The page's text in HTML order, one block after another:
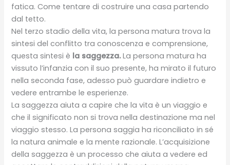
fatica. Come tentare di costruire una casa partendo
dal tetto.
Nel terzo stadio della vita, la persona matura trova la
sintesi del conflitto tra conoscenza e comprensione,
questa sintesi è la saggezza.La persona matura ha
vissuto l’infanzia con il suo presente, ha mirato il futuro
nella seconda fase, adesso può guardare indietro e
vedere entrambe le esperienze.
La saggezza aiuta a capire che la vita è un viaggio e
che il significato non si trova nella destinazione ma nel
viaggio stesso. La persona saggia ha riconciliato in sé
la natura animale e la mente razionale. L’acquisizione
della saggezza è un processo che aiuta a vedere ed